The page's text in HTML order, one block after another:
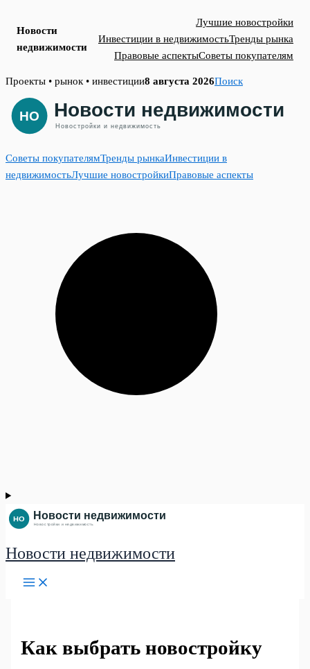
Новости
недвижимости
Лучшие новостройки
Инвестиции в недвижимостьТренды рынка
Правовые аспектыСоветы покупателям
Skip
content
Проекты • рынок • инвестиции8 августа 2026Поиск
Советы покупателямТренды рынкаИнвестиции в
недвижимостьЛучшие новостройкиПравовые аспекты
Новости недвижимости
Как выбрать новостройку